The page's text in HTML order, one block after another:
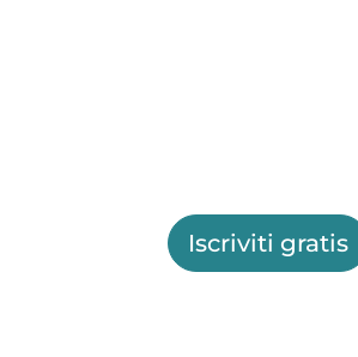
Iscriviti gratis